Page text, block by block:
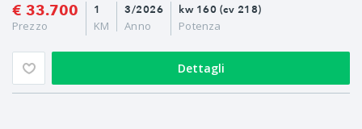
€ 33.700
Prezzo
3/2026
Anno
1
KM
kw 160 (cv 218)
Potenza
Dettagli